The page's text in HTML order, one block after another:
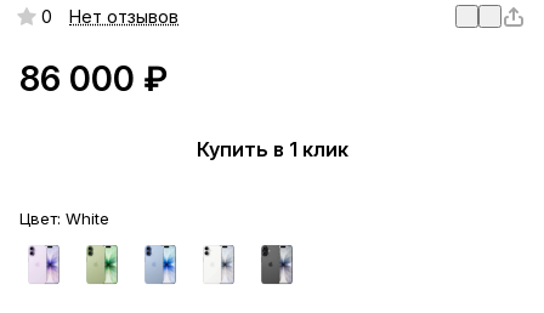
0 Нет отзывов
86 000 ₽
Купить в 1 клик
Цвет: White